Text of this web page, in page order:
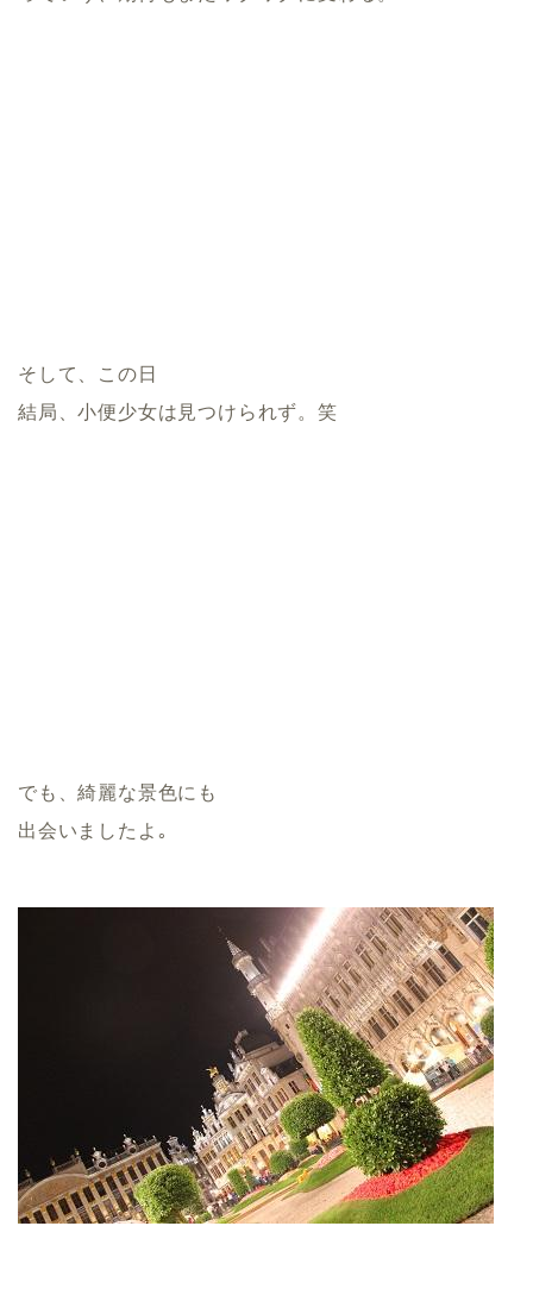
そして、この日
結局、小便少女は見つけられず。笑
でも、綺麗な景色にも
出会いましたよ｡